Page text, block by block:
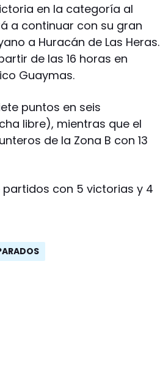
en la categoría al
a continuar con su gran
a Huracán de Las Heras.
de las 16 horas en
Guaymas.
puntos en seis
libre), mientras que el
de la Zona B con 13
partidos con 5 victorias y 4